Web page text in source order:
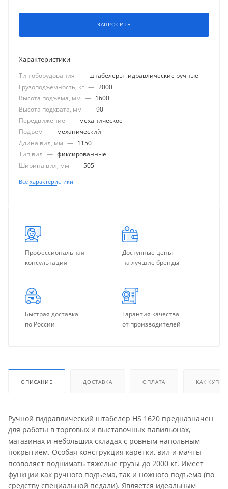
ЗАПРОСИТЬ
Характеристики
Тип оборудования — штабелеры гидравлические ручные
Грузоподъемность, кг — 2000
Высота подъема, мм — 1600
Высота подхвата, мм — 90
Передвижение — механическое
Подъем — механический
Длина вил, мм — 1150
Тип вил — фиксированные
Ширина вил, мм — 505
Все характеристики
Профессиональная
консультация
Доступные цены
на лучшие бренды
Быстрая доставка
по России
Гарантия качества
от производителей
ОПИСАНИЕ ДОСТАВКА ОПЛАТА КАК
Ручной гидравлический штабелер HS 1620 предназначен
для работы в торговых и выставочных павильонах,
магазинах и небольших складах с ровным напольным
покрытием. Особая конструкция каретки, вил и мачты
позволяет поднимать тяжелые грузы до 2000 кг. Имеет
функции как ручного подъема, так и ножного подъема (по
средству специальной педали). Является идеальным